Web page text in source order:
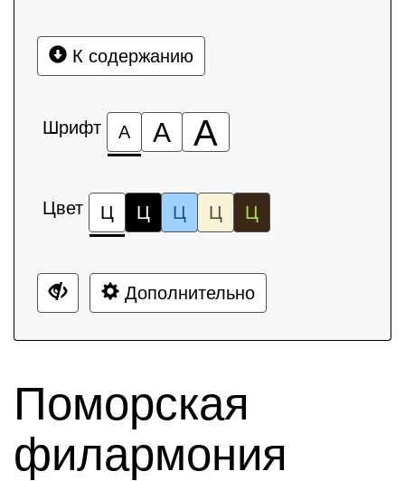
К содержанию
Шрифт А А А
Цвет Ц Ц Ц Ц Ц
Дополнительно
Поморская
филармония